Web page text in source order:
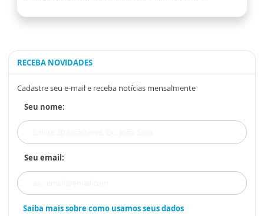
RECEBA NOVIDADES
Cadastre seu e-mail e receba notícias mensalmente
Seu nome:
Seu email:
Saiba mais sobre como usamos seus dados